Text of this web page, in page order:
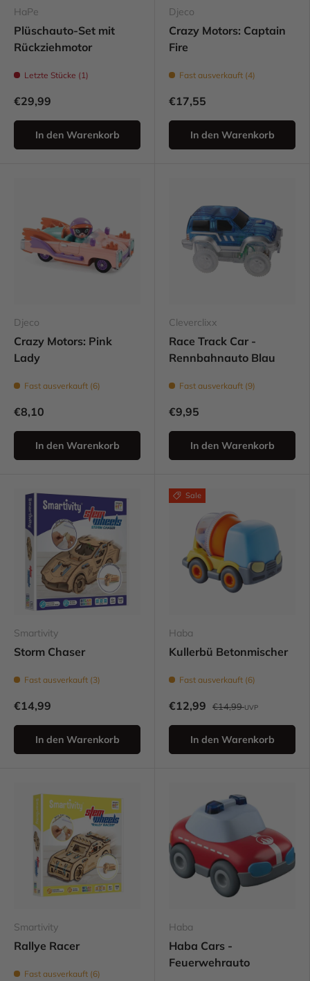
HaPe
Plüschauto-Set mit
Rückziehmotor
Letzte Stücke (1)
€29,99
In den Warenkorb
Djeco
Crazy Motors: Captain
Fire
Fast ausverkauft (4)
€17,55
In den Warenkorb
Djeco
Crazy Motors: Pink
Lady
Fast ausverkauft (6)
€8,10
In den Warenkorb
Cleverclixx
Race Track Car -
Rennbahnauto Blau
Fast ausverkauft (9)
€9,95
In den Warenkorb
Smartivity
Storm Chaser
Fast ausverkauft (3)
€14,99
In den Warenkorb
Sale
Haba
Kullerbü Betonmischer
Fast ausverkauft (6)
€12,99 €14,99UVP
In den Warenkorb
Smartivity
Rallye Racer
Fast ausverkauft (6)
Haba
Haba Cars -
Feuerwehrauto